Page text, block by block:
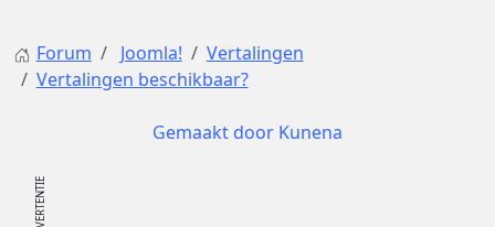
Forum Joomla!
Vertalingen
Vertalingen beschikbaar?
Gemaakt door Kunena